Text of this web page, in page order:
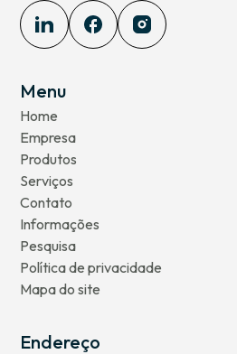
Menu
Home
Empresa
Produtos
Serviços
Contato
Informações
Pesquisa
Política de privacidade
Mapa do site
Endereço